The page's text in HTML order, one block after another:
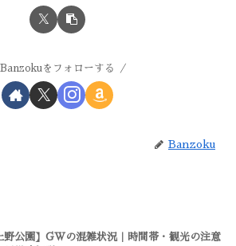
Banzokuをフォローする
Banzoku
野公園】GWの混雑状況｜時間帯・観光の注意